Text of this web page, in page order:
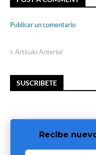
Publicar un comentario
Artículo Anterior
SUSCRIBETE
Recibe